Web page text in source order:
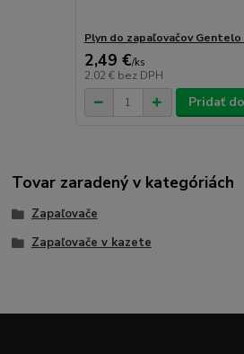
Plyn do zapaľovačov Gentelo
2,49 €/ks
2,02 € bez DPH
Pridať
Tovar zaradený v kategóriách
Zapaľovače
Zapaľovače v kazete